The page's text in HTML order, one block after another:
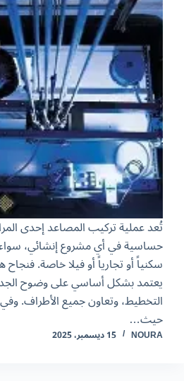
تُعد عملية تركيب المصاعد إحدى
حساسية في أي مشروع إنشائي،
سكنياً أو تجارياً أو فيلا خاصة. فنجاح
يعتمد بشكل أساسي على وضوح
التخطيط، وتعاون جميع الأطراف.
حيث…
NOURA 15 ديسمبر، 2025